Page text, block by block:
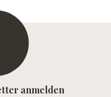
anmelden